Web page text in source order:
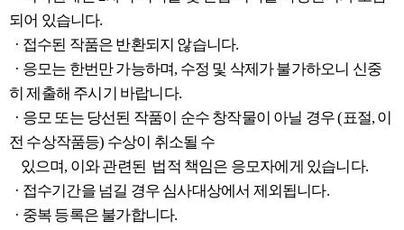
되어 있습니다.
· 접수된 작품은 반환되지 않습니다.
· 응모는 한번만 가능하며, 수정 및 삭제가 불가하오니 신중
히 제출해 주시기 바랍니다.
· 응모 또는 당선된 작품이 순수 창작물이 아닐 경우 (표절, 이
전 수상작품등) 수상이 취소될 수
있으며, 이와 관련된 법적 책임은 응모자에게 있습니다.
· 접수기간을 넘길 경우 심사대상에서 제외됩니다.
· 중복 등록은 불가합니다.